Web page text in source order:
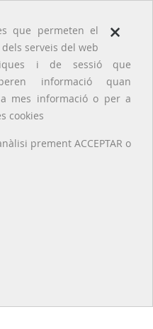
×
que permeten el
serveis del web
i de sessió que
informació quan
mes informació o per a
cookies
prement ACCEPTAR o
Tolosa de Llenguadoc, 1952]